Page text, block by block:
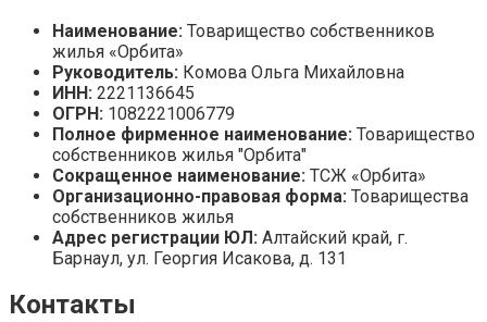
Наименование: Товарищество собственников
жилья «Орбита»
Руководитель: Комова Ольга Михайловна
ИНН: 2221136645
ОГРН: 1082221006779
Полное фирменное наименование: Товарищество
собственников жилья "Орбита"
Сокращенное наименование: ТСЖ «Орбита»
Организационно-правовая форма: Товарищества
собственников жилья
Адрес регистрации ЮЛ: Алтайский край, г.
Барнаул, ул. Георгия Исакова, д. 131
Контакты